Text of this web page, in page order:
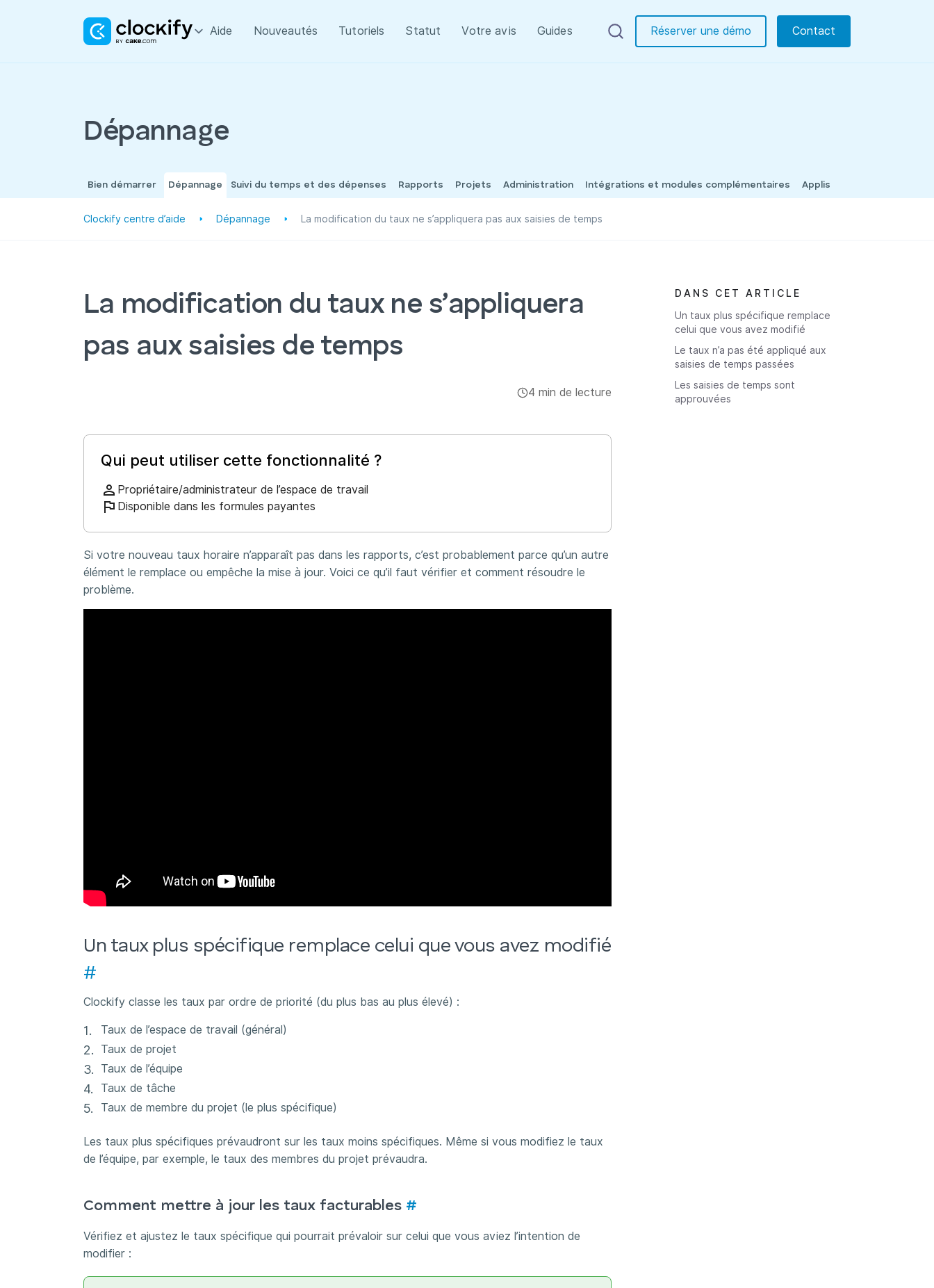
Aide Nouveautés Tutoriels Statut Votre avis Guides Réserver une démo Contact
Dépannage
Intégrations et modules complémentaires
Bien démarrer Suivi du temps et des dépenses Rapports Projets Administration Applis
Dépannage
Clockify centre d’aide Dépannage La modification du taux ne s’appliquera pas aux saisies de temps
La modification du taux ne s’appliquera
pas aux saisies de temps
4 min de lecture
Qui peut utiliser cette fonctionnalité ?
Propriétaire/administrateur de l’espace de travail
Disponible dans les formules payantes
Si votre nouveau taux horaire n’apparaît pas dans les rapports, c’est probablement parce qu’un autre
élément le remplace ou empêche la mise à jour. Voici ce qu’il faut vérifier et comment résoudre le
problème.
Un taux plus spécifique remplace celui que vous avez modifié
#
Clockify classe les taux par ordre de priorité (du plus bas au plus élevé) :
Taux de l’espace de travail (général)
Taux de projet
Taux de l’équipe
Taux de tâche
Taux de membre du projet (le plus spécifique)
Les taux plus spécifiques prévaudront sur les taux moins spécifiques. Même si vous modifiez le taux
de l’équipe, par exemple, le taux des membres du projet prévaudra.
Comment mettre à jour les taux facturables #
Vérifiez et ajustez le taux spécifique qui pourrait prévaloir sur celui que vous aviez l’intention de
modifier :
DANS CET ARTICLE
Un taux plus spécifique remplace
celui que vous avez modifié
Le taux n’a pas été appliqué aux
saisies de temps passées
Les saisies de temps sont
approuvées